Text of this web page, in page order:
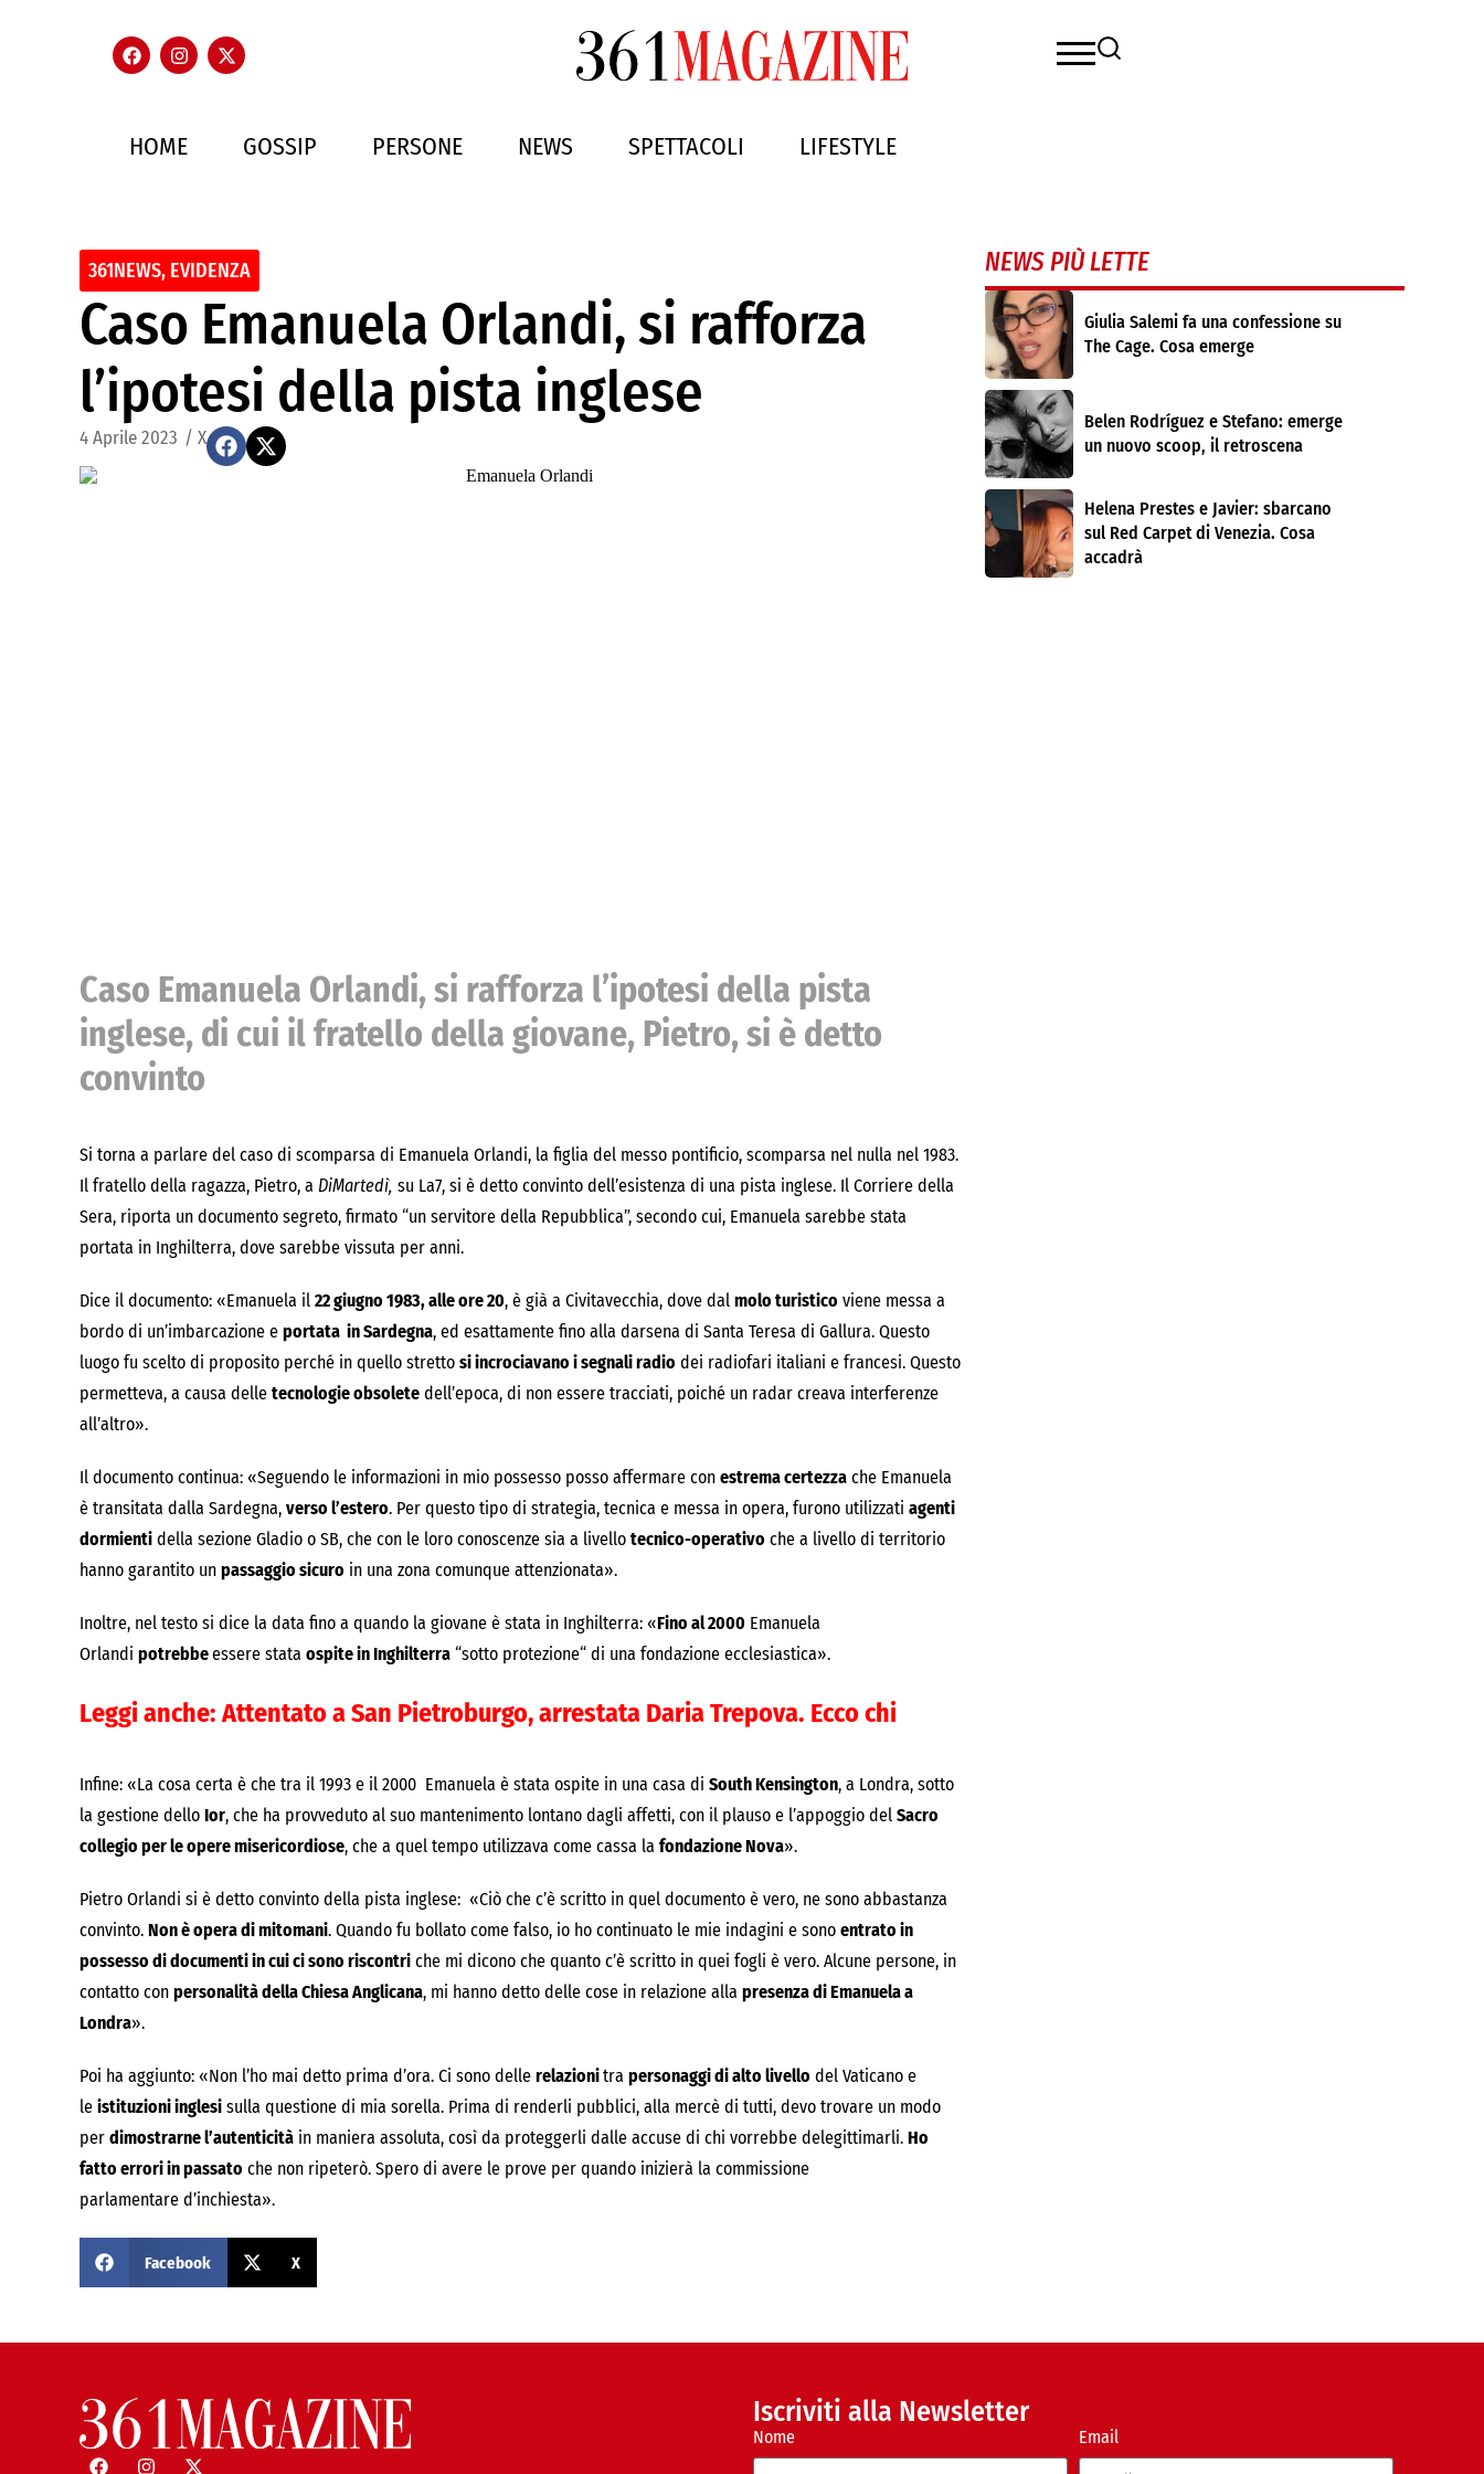
HOME GOSSIP PERSONE NEWS SPETTACOLI LIFESTYLE
361NEWS, EVIDENZA
Caso Emanuela Orlandi, si rafforza
l’ipotesi della pista inglese
4 Aprile 2023 / X
Caso Emanuela Orlandi, si rafforza l’ipotesi della pista
inglese, di cui il fratello della giovane, Pietro, si è detto
convinto
Si torna a parlare del caso di scomparsa di Emanuela Orlandi, la figlia del messo pontificio, scomparsa nel nulla nel 1983.
Il fratello della ragazza, Pietro, a DiMartedì, su La7, si è detto convinto dell’esistenza di una pista inglese. Il Corriere della
Sera, riporta un documento segreto, firmato “un servitore della Repubblica”, secondo cui, Emanuela sarebbe stata
portata in Inghilterra, dove sarebbe vissuta per anni.
Dice il documento: «Emanuela il 22 giugno 1983, alle ore 20, è già a Civitavecchia, dove dal molo turistico viene messa a
bordo di un’imbarcazione e portata in Sardegna, ed esattamente fino alla darsena di Santa Teresa di Gallura. Questo
luogo fu scelto di proposito perché in quello stretto si incrociavano i segnali radio dei radiofari italiani e francesi. Questo
permetteva, a causa delle tecnologie obsolete dell’epoca, di non essere tracciati, poiché un radar creava interferenze
all’altro».
Il documento continua: «Seguendo le informazioni in mio possesso posso affermare con estrema certezza che Emanuela
è transitata dalla Sardegna, verso l’estero. Per questo tipo di strategia, tecnica e messa in opera, furono utilizzati agenti
dormienti della sezione Gladio o SB, che con le loro conoscenze sia a livello tecnico-operativo che a livello di territorio
hanno garantito un passaggio sicuro in una zona comunque attenzionata».
Inoltre, nel testo si dice la data fino a quando la giovane è stata in Inghilterra: «Fino al 2000 Emanuela
Orlandi potrebbeessere stata ospite in Inghilterra “sotto protezione“ di una fondazione ecclesiastica».
Leggi anche:Attentato a San Pietroburgo, arrestata Daria Trepova. Ecco chi
Infine: «La cosa certa è che tra il 1993 e il 2000 Emanuela è stata ospite in una casa di South Kensington, a Londra, sotto
la gestione dello Ior, che ha provveduto al suo mantenimento lontano dagli affetti, con il plauso e l’appoggio del Sacro
collegio per le opere misericordiose, che a quel tempo utilizzava come cassa la fondazione Nova».
Pietro Orlandi si è detto convinto della pista inglese: «Ciò che c’è scritto in quel documento è vero, ne sono abbastanza
convinto. Non è opera di mitomani. Quando fu bollato come falso, io ho continuato le mie indagini e sono entrato in
possesso di documenti in cui ci sono riscontri che mi dicono che quanto c’è scritto in quei fogli è vero. Alcune persone, in
contatto con personalità della Chiesa Anglicana, mi hanno detto delle cose in relazione alla presenza di Emanuela a
Londra».
Poi ha aggiunto: «Non l’ho mai detto prima d’ora. Ci sono delle relazionitra personaggi di alto livello del Vaticano e
le istituzioni inglesi sulla questione di mia sorella. Prima di renderli pubblici, alla mercè di tutti, devo trovare un modo
per dimostrarne l’autenticità in maniera assoluta, così da proteggerli dalle accuse di chi vorrebbe delegittimarli. Ho
fatto errori in passato che non ripeterò. Spero di avere le prove per quando inizierà la commissione
parlamentare d’inchiesta».
Facebook X
NEWS PIÙ LETTE
Giulia Salemi fa una confessione su
The Cage. Cosa emerge
Belen Rodríguez e Stefano: emerge
un nuovo scoop, il retroscena
Helena Prestes e Javier: sbarcano
sul Red Carpet di Venezia. Cosa
accadrà
Iscriviti alla Newsletter
Nome Email